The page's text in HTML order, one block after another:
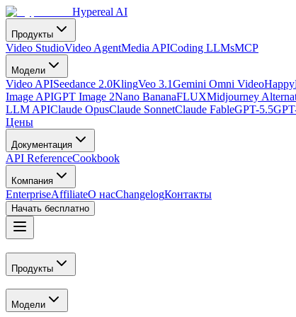
Hypereal AI
Продукты
Video StudioVideo AgentMedia APICoding LLMsMCP
Модели
Video APISeedance 2.0KlingVeo 3.1Gemini Omni Video
Image APIGPT Image 2Nano BananaFLUXMidjourney
LLM APIClaude OpusClaude SonnetClaude FableGPT-5.5
Цены
Документация
API ReferenceCookbook
Компания
EnterpriseAffiliateО насChangelogКонтакты
Начать бесплатно
Продукты
Модели